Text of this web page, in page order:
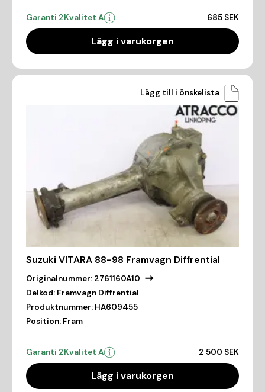
Garanti 2Kvalitet A 685 SEK
Lägg i varukorgen
Lägg till i önskelista
Suzuki VITARA 88-98 Framvagn Diffrential
Originalnummer: 2761160A10
Delkod: Framvagn Diffrential
Produktnummer: HA609455
Position: Fram
Garanti 2Kvalitet A 2 500 SEK
Lägg i varukorgen